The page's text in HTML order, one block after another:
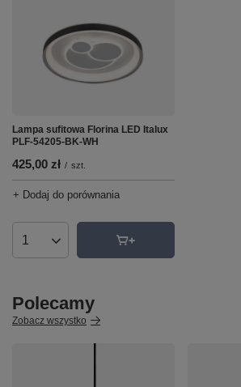
Lampa sufitowa Florina LED Italux
PLF-54205-BK-WH
425,00 zł / szt.
+ Dodaj do porównania
Ilość produktów
Polecamy
Zobacz wszystko